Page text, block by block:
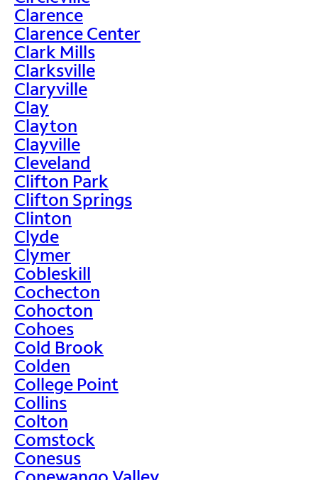
Clarence
Clarence Center
Clark Mills
Clarksville
Claryville
Clay
Clayton
Clayville
Cleveland
Clifton Park
Clifton Springs
Clinton
Clyde
Clymer
Cobleskill
Cochecton
Cohocton
Cohoes
Cold Brook
Colden
College Point
Collins
Colton
Comstock
Conesus